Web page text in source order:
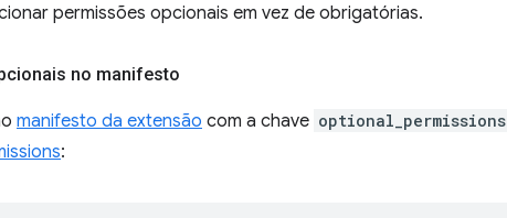
permissões opcionais em vez de obrigatórias.
no manifesto
manifesto da extensão com a chave optional_permissions
: